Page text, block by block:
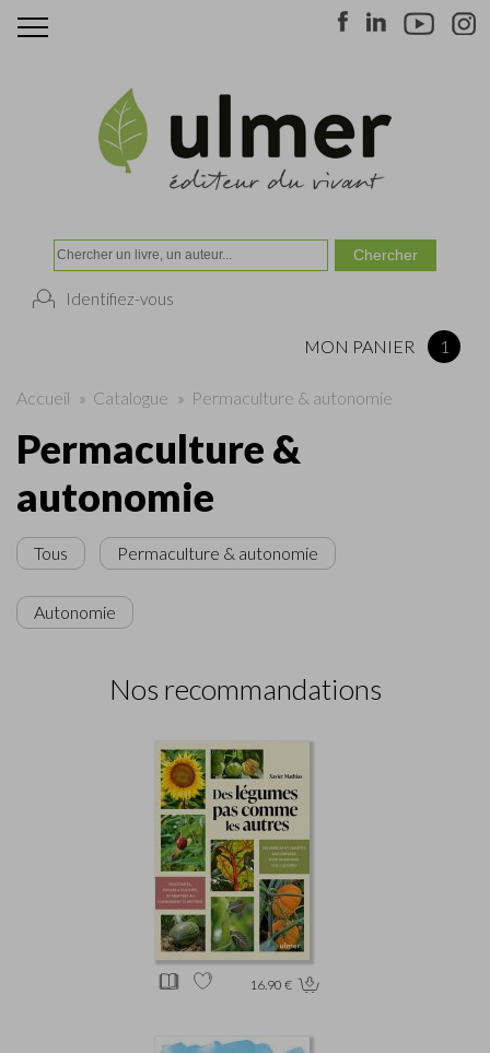
Identifiez-vous
MON PANIER 1
Accueil » Catalogue » Permaculture & autonomie
Permaculture &
autonomie
Tous Permaculture & autonomie
Autonomie
Nos recommandations
16.90 €